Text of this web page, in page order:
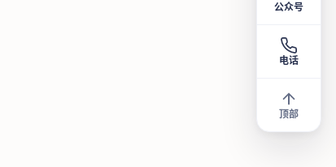
公众号
电话
顶部